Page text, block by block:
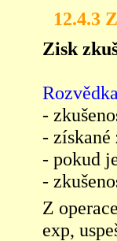
12.4.3
Zisk
Rozvědka
-
- získané
- pokud
-
Z
exp,